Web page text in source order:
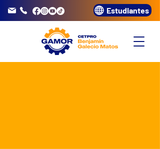
3320072 Estudiantes